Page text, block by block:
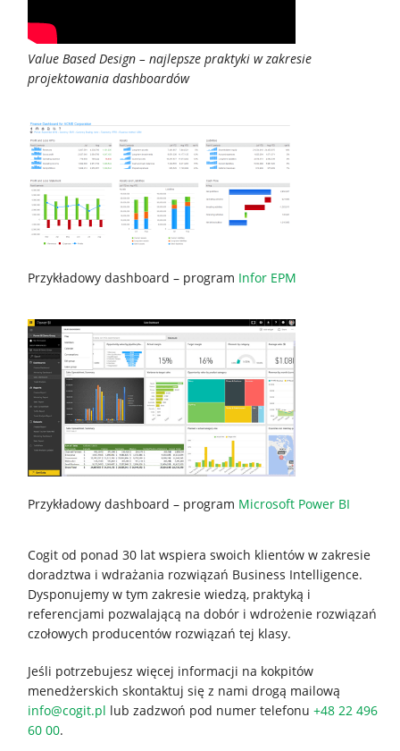
Value Based Design – najlepsze praktyki w zakresie
projektowania dashboardów
Przykładowy dashboard – program Infor EPM
Przykładowy dashboard – program Microsoft Power BI
Cogit od ponad 30 lat wspiera swoich klientów w zakresie
doradztwa i wdrażania rozwiązań Business Intelligence.
Dysponujemy w tym zakresie wiedzą, praktyką i
referencjami pozwalającą na dobór i wdrożenie rozwiązań
czołowych producentów rozwiązań tej klasy.
Jeśli potrzebujesz więcej informacji na kokpitów
menedżerskich skontaktuj się z nami drogą mailową
info@cogit.pl lub zadzwoń pod numer telefonu +48 22 496
60 00.